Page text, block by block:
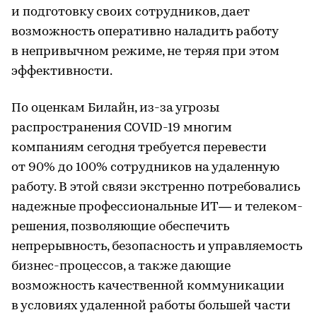
и подготовку своих сотрудников, дает
возможность оперативно наладить работу
в непривычном режиме, не теряя при этом
эффективности.
По оценкам Билайн, из-за угрозы
распространения COVID-19 многим
компаниям сегодня требуется перевести
от 90% до 100% сотрудников на удаленную
работу. В этой связи экстренно потребовались
надежные профессиональные ИТ— и телеком-
решения, позволяющие обеспечить
непрерывность, безопасность и управляемость
бизнес-процессов, а также дающие
возможность качественной коммуникации
в условиях удаленной работы большей части